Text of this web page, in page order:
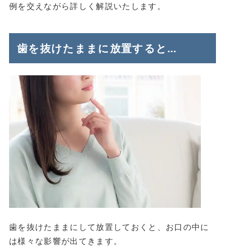
例を交えながら詳しく解説いたします。
歯を抜けたままに放置すると…
歯を抜けたままにして放置しておくと、お口の中に
は様々な影響が出てきます。